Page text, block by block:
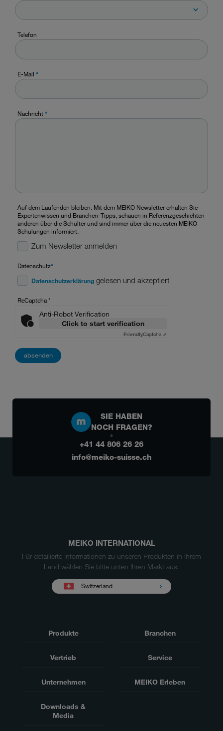
Telefon
E-Mail *
Nachricht*
Auf dem Laufenden bleiben. Mit dem MEIKO Newsletter erhalten Sie
Expertenwissen und Branchen-Tipps, schauen in Referenzgeschichten
anderen über die Schulter und sind immer über die neuesten MEIKO
Schulungen informiert.
Zum Newsletter anmelden
Datenschutz*
Datenschutzerklärung gelesen und akzeptiert
ReCaptcha*
Anti-Robot Verification
Click to start verification
FriendlyCaptcha ⇗
SIE HABEN
NOCH FRAGEN?
+41 44 806 26 26
info@meiko-suisse.ch
MEIKO INTERNATIONAL
Für detailierte Informationen zu unseren Produkten in Ihrem
Land wählen Sie bitte unten Ihren Markt aus.
Switzerland
Produkte Branchen
Vertrieb Service
Unternehmen MEIKO Erleben
Downloads &
Media